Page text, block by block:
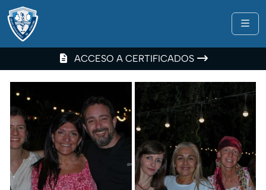
ACCESO A CERTIFICADOS